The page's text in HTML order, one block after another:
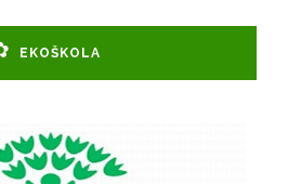
EKOŠKOLA